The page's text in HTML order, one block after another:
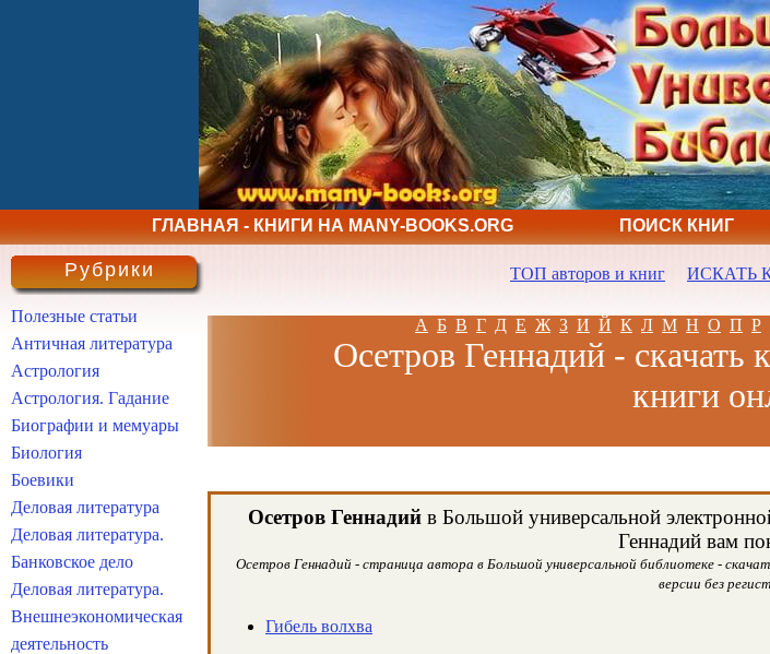
ГЛАВНАЯ - КНИГИ НА MANY-BOOKS.ORG ПОИСК КНИГ
ТОП авторов и книг ИСКАТЬ
А Б В Г Д Е Ж З И Й К Л М Н О П Р
Осетров Геннадий - скачать
книги
Осетров Геннадий в Большой универсальной
Геннадий вам
Осетров Геннадий - страница автора в Большой универсальной библиотеке -
версии без
Гибель волхва
Рубрики
Полезные статьи
Античная литература
Астрология
Астрология. Гадание
Биографии и мемуары
Биология
Боевики
Деловая литература
Деловая литература.
Банковское дело
Деловая литература.
Внешнеэкономическая
деятельность